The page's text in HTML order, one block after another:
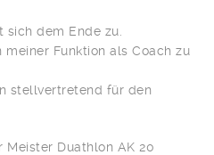
sich dem Ende zu.
meiner Funktion als Coach zu
stellvertretend für den
Meister Duathlon AK 20